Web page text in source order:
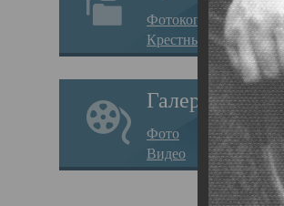
Фотокопии дел
Крестные ходы
Галерея
Фото
Видео